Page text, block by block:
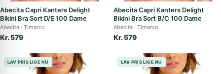
Abecita Capri Kanters Delight
Bikini Bra Sort D/E 100 Dame
Abecita Timarco
Kr. 579
Abecita Capri Kanters Delight
Bikini Bra Sort B/C 100 Dame
Abecita Timarco
Kr. 579
LAV PRIS LIGE NU LAV PRIS LIGE NU